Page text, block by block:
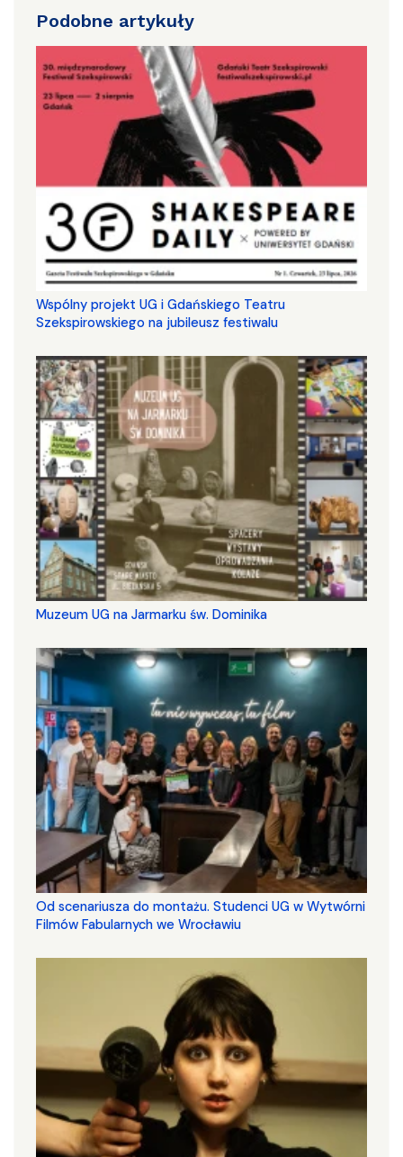
Podobne artykuły
Wspólny projekt UG i Gdańskiego Teatru
Szekspirowskiego na jubileusz festiwalu
Muzeum UG na Jarmarku św. Dominika
Od scenariusza do montażu. Studenci UG w Wytwórni
Filmów Fabularnych we Wrocławiu